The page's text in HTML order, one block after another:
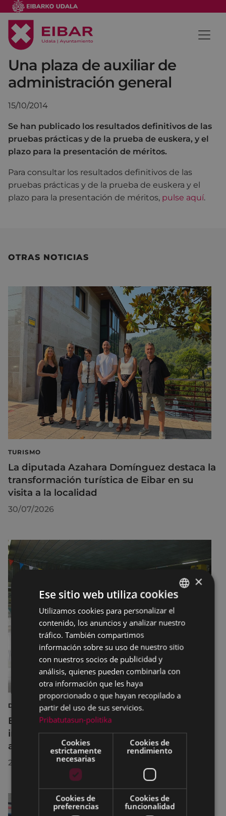
Una plaza de auxiliar de
administración general
15/10/2014
Se han publicado los resultados definitivos de las
pruebas prácticas y de la prueba de euskera, y el
plazo para la presentación de méritos.
Para consultar los resultados definitivos de las
pruebas prácticas y de la prueba de euskera y el
plazo para la presentación de méritos, pulse aquí.
OTRAS NOTICIAS
TURISMO
La diputada Azahara Domínguez destaca la
transformación turística de Eibar en su
visita a la localidad
30/07/2026
DEPORTES
Eibar adapta los horarios de sus
instalaciones deportivas durante el mes de
agosto para realizar mejoras
29/07/2026
BASQUE
SPANISH
×
Ese sitio web utiliza cookies
Utilizamos cookies para personalizar el
contenido, los anuncios y analizar nuestro
tráfico. También compartimos
información sobre su uso de nuestro sitio
con nuestros socios de publicidad y
análisis, quienes pueden combinarla con
otra información que les haya
proporcionado o que hayan recopilado a
partir del uso de sus servicios.
Pribatutasun-politika
Cookies
estrictamente
necesarias
Cookies de
rendimiento
Cookies de
preferencias
Cookies de
funcionalidad